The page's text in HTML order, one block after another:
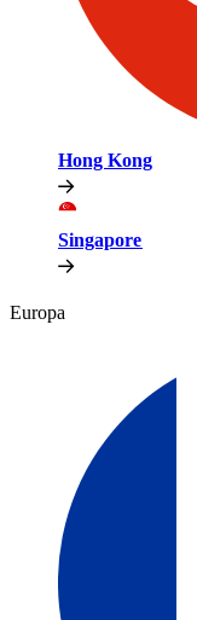
Hong Kong​​
Singapore​​
Europa​​